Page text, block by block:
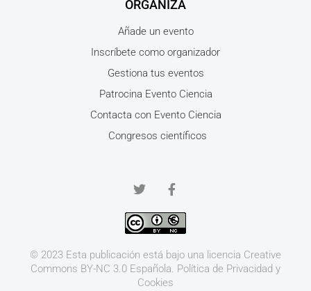
ORGANIZA
Añade un evento
Inscríbete como organizador
Gestiona tus eventos
Patrocina Evento Ciencia
Contacta con Evento Ciencia
Congresos científicos
© 2023 Esta publicación está bajo una licencia Creative
Commons BY-NC 3.0 Española. Política de Privacidad y
Cookies